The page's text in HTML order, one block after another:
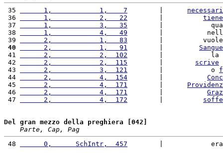
35
      1,            1,    7
36
      1,            2,   22
tiene
37
      1,            3,   35
|
38
      1,            4,   49
|
39
      2,            1,   83
|
40
      2,            1,   91
Sangue
41
      2,            2,  102
        |            la
42
      2,            2,  115
scrive
43
      2,            3,  121
        |            o
44
      2,            4,  154
45
      2,            4,  171
46
      2,            4,  171
47
      2,            4,  172
Del gran mezzo della preghiera [042]
Parte, Cap, Pag
48
      0,      SchIntr,  457
|